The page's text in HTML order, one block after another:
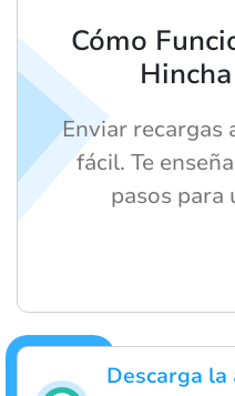
Descarga
Cómo
Enviar recargas
fácil. Te
pasos para